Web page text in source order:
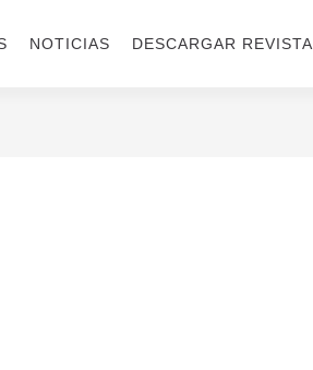
NOTICIAS DESCARGAR REVISTA